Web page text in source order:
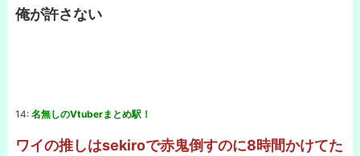
俺が許さない
14: 名無しのVtuberまとめ駅！
ワイの推しはsekiroで赤鬼倒すのに8時間かけてた